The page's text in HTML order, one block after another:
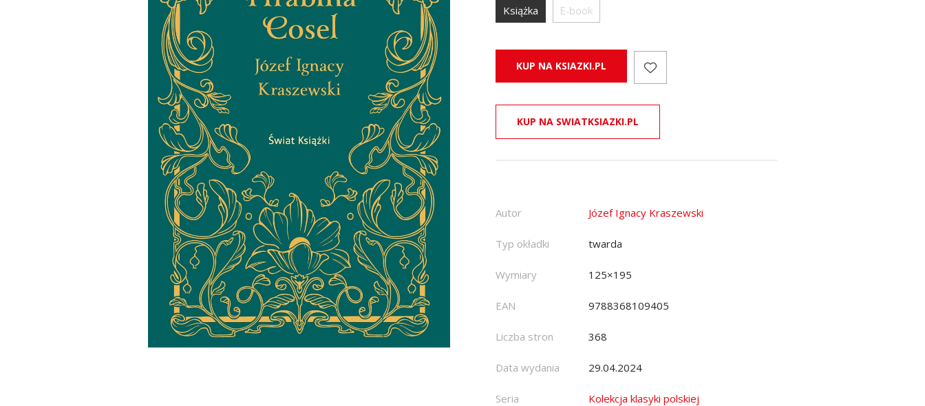
Książka E-book
KUP NA KSIAZKI.PL
KUP NA SWIATKSIAZKI.PL
Autor Józef Ignacy Kraszewski
Typ okładki twarda
Wymiary 125×195
EAN 9788368109405
Liczba stron 368
Data wydania 29.04.2024
Seria Kolekcja klasyki polskiej